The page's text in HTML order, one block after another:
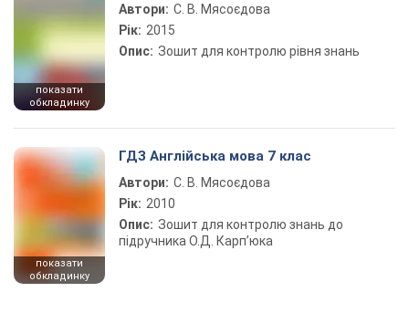
показати
обкладинку
Автори: С. В. Мясоєдова
Рік: 2015
Опис: Зошит для контролю рівня знань
показати
обкладинку
ГДЗ Англійська мова 7 клас
Автори: С. В. Мясоєдова
Рік: 2010
Опис: Зошит для контролю знань до
підручника О.Д. Карп’юка